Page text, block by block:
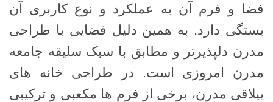
فضا و فرم آن به عملکرد و نوع کاربری آن
بستگی دارد. به همین دلیل فضایی با طراحی
مدرن دلپذیرتر و مطابق با سبک سلیقه جامعه
مدرن امروزی است. در طراحی خانه های
ییلاقی مدرن، برخی از فرم ها مکعبی و ترکیبی